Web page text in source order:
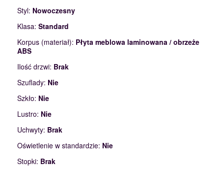
Styl: Nowoczesny
Klasa: Standard
Korpus (materiał): Płyta meblowa laminowana / obrzeże
ABS
Ilość drzwi: Brak
Szuflady: Nie
Szkło: Nie
Lustro: Nie
Uchwyty: Brak
Oświetlenie w standardzie: Nie
Stopki: Brak